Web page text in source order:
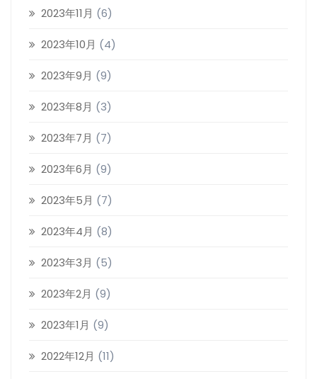
2023年11月 (6)
2023年10月 (4)
2023年9月 (9)
2023年8月 (3)
2023年7月 (7)
2023年6月 (9)
2023年5月 (7)
2023年4月 (8)
2023年3月 (5)
2023年2月 (9)
2023年1月 (9)
2022年12月 (11)